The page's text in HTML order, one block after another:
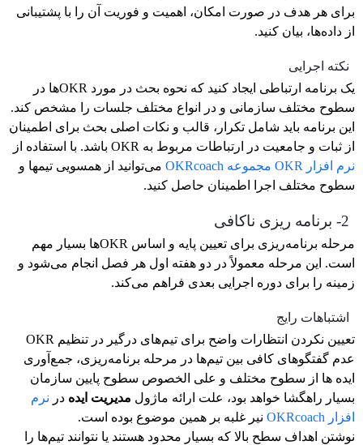
برای هر هدف در صورت امکان، اهمیت و فوریت آن را با پشتیبانی
از داده‌ها، بیان کنید.
نکته اجرایی
یک برنامه ارتباطی ایجاد کنید که نحوه بحث در مورد OKRها در
سطوح مختلف سازمانی و در انواع مختلف جلسات را مشخص کند.
این برنامه باید شامل تکرار، قالب و نکات اصلی بحث برای اطمینان
از ثبات و جامعیت در ارتباطات مربوط به OKR باشد. با استفاده از
نرم افزار OKR مجموعه OKRcoach
می‌توانید از همسویی تیمها و
سطوح مختلف اجرا اطمینان حاصل کنید.
2- برنامه ریزی ناکافی
مرحله برنامه‌ریزی برای تعیین پایه و اساس OKRها بسیار مهم
است. این مرحله معمولاً در دو هفته اول هر فصل انجام می‌شود و
زمینه را برای دوره اجرایی بعدی فراهم می‌کند.
اشتباهات رایج
تعیین نکردن انتظارات واضح برای تیم‌های درگیر در تنظیم OKR
عدم گفتگوهای کافی بین تیم‌ها در مرحله برنامه‌ریزی، جمع‌آوری
ایده ها از سطوح مختلف و علی الخصوص سطوح پایین سازمان
بسیار راهگشا خواهد بود، علت ارائه ماژول مدیریت ایده در نرم
افزار OKRcoach
نیر غلبه بر همین موضوع بوده است.
نوشتن اهداف سطح بالا که بسیار محدود هستند یا نتوانند تیم‌ها را